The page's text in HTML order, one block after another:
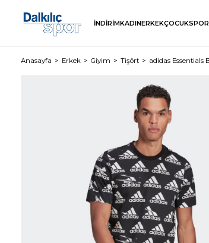
İNDİRİMKADINERKEKÇOCUK
Anasayfa Erkek Giyim Tişört adidas Essentials